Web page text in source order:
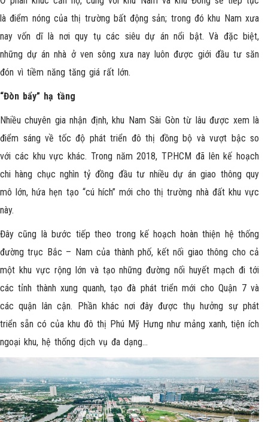
là điểm nóng của thị trường bất động sản; trong đó khu Nam xưa
nay vốn dĩ là nơi quy tụ các siêu dự án nổi bật. Và đặc biệt,
những dự án nhà ở ven sông xưa nay luôn được giới đầu tư săn
đón vì tiềm năng tăng giá rất lớn.
“Đòn bẩy” hạ tầng
Nhiều chuyên gia nhận định, khu Nam Sài Gòn từ lâu được xem là
điểm sáng về tốc độ phát triển đô thị đồng bộ và vượt bậc so
với các khu vực khác. Trong năm 2018, TP.HCM đã lên kế hoạch
chi hàng chục nghìn tỷ đồng đầu tư nhiều dự án giao thông quy
mô lớn, hứa hẹn tạo “cú hích” mới cho thị trường nhà đất khu vực
này.
Đây cũng là bước tiếp theo trong kế hoạch hoàn thiện hệ thống
đường trục Bắc – Nam của thành phố, kết nối giao thông cho cả
một khu vực rộng lớn và tạo những đường nối huyết mạch đi tới
các tỉnh thành xung quanh, tạo đà phát triển mới cho Quận 7 và
các quận lân cận. Phần khác nơi đây được thụ hưởng sự phát
triển sẵn có của khu đô thị Phú Mỹ Hưng như mảng xanh, tiện ích
ngoại khu, hệ thống dịch vụ đa dạng…